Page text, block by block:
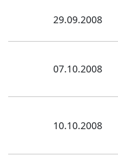
29.09.2008
07.10.2008
10.10.2008